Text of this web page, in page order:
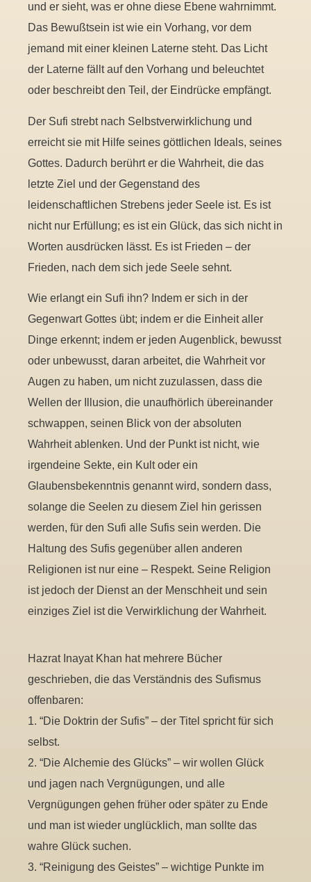
und er sieht, was er ohne diese Ebene wahrnimmt.
Das Bewußtsein ist wie ein Vorhang, vor dem
jemand mit einer kleinen Laterne steht. Das Licht
der Laterne fällt auf den Vorhang und beleuchtet
oder beschreibt den Teil, der Eindrücke empfängt.
Der Sufi strebt nach Selbstverwirklichung und
erreicht sie mit Hilfe seines göttlichen Ideals, seines
Gottes. Dadurch berührt er die Wahrheit, die das
letzte Ziel und der Gegenstand des
leidenschaftlichen Strebens jeder Seele ist. Es ist
nicht nur Erfüllung; es ist ein Glück, das sich nicht in
Worten ausdrücken lässt. Es ist Frieden – der
Frieden, nach dem sich jede Seele sehnt.
Wie erlangt ein Sufi ihn? Indem er sich in der
Gegenwart Gottes übt; indem er die Einheit aller
Dinge erkennt; indem er jeden Augenblick, bewusst
oder unbewusst, daran arbeitet, die Wahrheit vor
Augen zu haben, um nicht zuzulassen, dass die
Wellen der Illusion, die unaufhörlich übereinander
schwappen, seinen Blick von der absoluten
Wahrheit ablenken. Und der Punkt ist nicht, wie
irgendeine Sekte, ein Kult oder ein
Glaubensbekenntnis genannt wird, sondern dass,
solange die Seelen zu diesem Ziel hin gerissen
werden, für den Sufi alle Sufis sein werden. Die
Haltung des Sufis gegenüber allen anderen
Religionen ist nur eine – Respekt. Seine Religion
ist jedoch der Dienst an der Menschheit und sein
einziges Ziel ist die Verwirklichung der Wahrheit.
Hazrat Inayat Khan hat mehrere Bücher
geschrieben, die das Verständnis des Sufismus
offenbaren:
1. “Die Doktrin der Sufis” – der Titel spricht für sich
selbst.
2. “Die Alchemie des Glücks” – wir wollen Glück
und jagen nach Vergnügungen, und alle
Vergnügungen gehen früher oder später zu Ende
und man ist wieder unglücklich, man sollte das
wahre Glück suchen.
3. “Reinigung des Geistes” – wichtige Punkte im